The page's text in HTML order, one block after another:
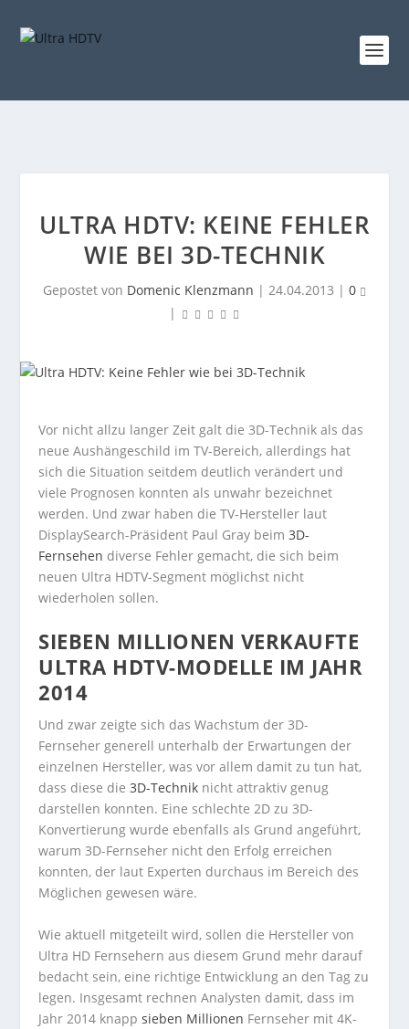
ULTRA HDTV: KEINE FEHLER
WIE BEI 3D-TECHNIK
Gepostet von Domenic Klenzmann | 24.04.2013 | 0
|
Vor nicht allzu langer Zeit galt die 3D-Technik als das
neue Aushängeschild im TV-Bereich, allerdings hat
sich die Situation seitdem deutlich verändert und
viele Prognosen konnten als unwahr bezeichnet
werden. Und zwar haben die TV-Hersteller laut
DisplaySearch-Präsident Paul Gray beim3D-
Fernsehen diverse Fehler gemacht, die sich beim
neuen Ultra HDTV-Segment möglichst nicht
wiederholen sollen.
SIEBEN MILLIONEN VERKAUFTE
ULTRA HDTV-MODELLE IM JAHR
2014
Und zwar zeigte sich das Wachstum der 3D-
Fernseher generell unterhalb der Erwartungen der
einzelnen Hersteller, was vor allem damit zu tun hat,
dass diese die3D-Technik nicht attraktiv genug
darstellen konnten. Eine schlechte 2D zu 3D-
Konvertierung wurde ebenfalls als Grund angeführt,
warum 3D-Fernseher nicht den Erfolg erreichen
konnten, der laut Experten durchaus im Bereich des
Möglichen gewesen wäre.
Wie aktuell mitgeteilt wird, sollen die Hersteller von
Ultra HD Fernsehern aus diesem Grund mehr darauf
bedacht sein, eine richtige Entwicklung an den Tag zu
legen. Insgesamt rechnen Analysten damit, dass im
Jahr 2014 knappsieben Millionen Fernseher mit 4K-